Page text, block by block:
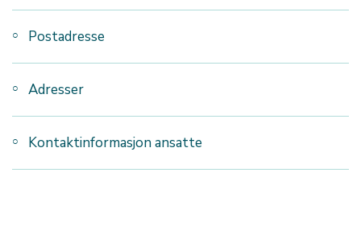
Postadresse
Adresser
Kontaktinformasjon ansatte